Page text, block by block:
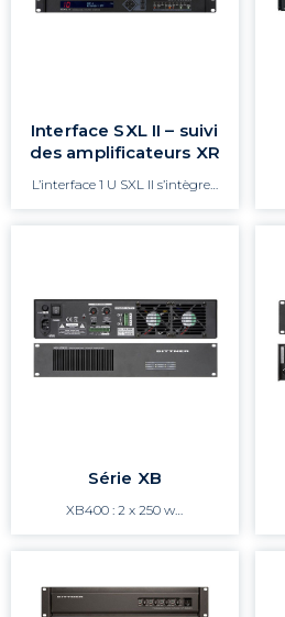
Interface SXL II – suivi
des amplificateurs XR
L’interface 1 U SXL II s’intègre…
Série XB
XB400 : 2 x 250 w…